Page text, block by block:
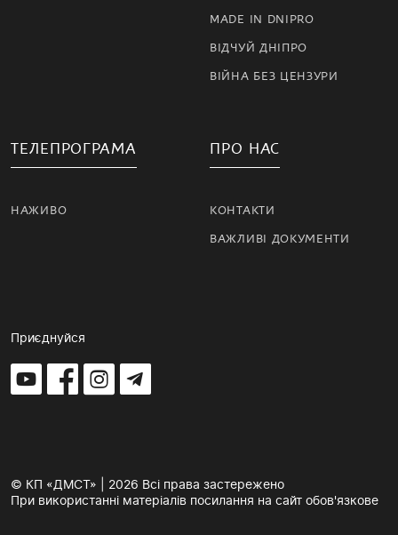
MADE IN DNIPRO
ВІДЧУЙ ДНІПРО
ВІЙНА БЕЗ ЦЕНЗУРИ
ТЕЛЕПРОГРАМА
НАЖИВО
ПРО НАС
КОНТАКТИ
ВАЖЛИВІ ДОКУМЕНТИ
Приєднуйся
© КП «ДМСТ» | 2026 Всі права застережено
При використанні матеріалів посилання на сайт обов'язкове